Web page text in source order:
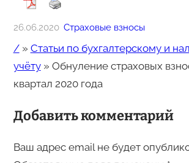
26.06.2020 Страховые взносы
/» Статьи по бухгалтерскому и
учёту» Обнуление страховых
квартал 2020 года
Добавить комментарий
Ваш адрес email не будет